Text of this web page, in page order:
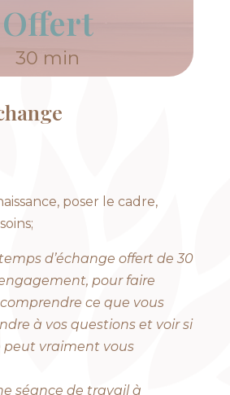
Offert
30 min
poser le cadre,
d’échange offert de 30
pour faire
ce que vous
à vos questions et voir si
vraiment vous
séance de travail à